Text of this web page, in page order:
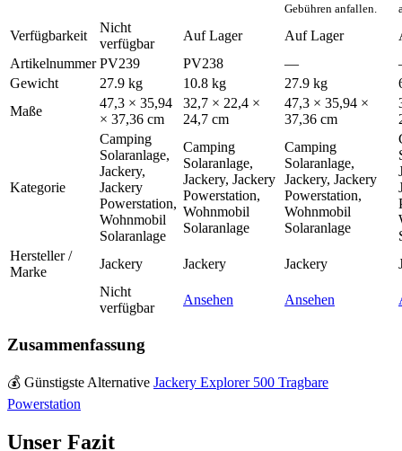
Gebühren anfallen.
Verfügbarkeit
Nicht
verfügbar
Auf Lager Auf Lager
Artikelnummer PV239 PV238 —
Gewicht
27.9 kg 10.8 kg 27.9 kg
Maße
47,3 × 35,94
× 37,36 cm
32,7 × 22,4 ×
24,7 cm
47,3 × 35,94 ×
37,36 cm
Kategorie
Camping
Solaranlage,
Jackery,
Jackery
Powerstation,
Wohnmobil
Solaranlage
Camping
Solaranlage,
Jackery, Jackery
Powerstation,
Wohnmobil
Solaranlage
Camping
Solaranlage,
Jackery, Jackery
Powerstation,
Wohnmobil
Solaranlage
Hersteller /
Marke
Jackery Jackery Jackery
Nicht
verfügbar
Ansehen Ansehen
Zusammenfassung
💰 Günstigste Alternative Jackery Explorer 500 Tragbare
Powerstation
Unser Fazit